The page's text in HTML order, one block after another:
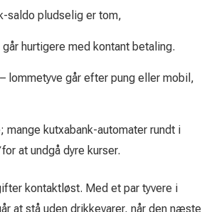
saldo pludselig er tom,
hurtigere med kontant betaling.
lommetyve går efter pung eller mobil,
kutxabank-automater rundt i
for at undgå dyre kurser.
kontaktløst. Med et par tyvere i
at stå uden drikkevarer, når den næste